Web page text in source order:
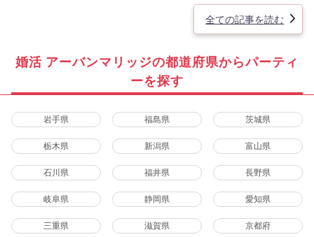
全ての記事を読む
婚活 アーバンマリッジの都道府県からパーティ
ーを探す
岩手県 福島県 茨城県
栃木県 新潟県 富山県
石川県 福井県 長野県
岐阜県 静岡県 愛知県
三重県 滋賀県 京都府